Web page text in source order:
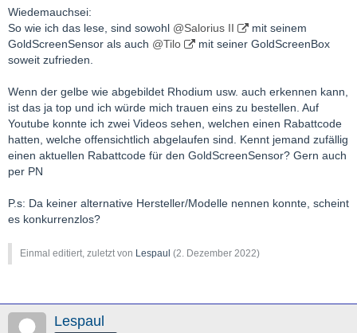
Wiedemauchsei:
So wie ich das lese, sind sowohl @Salorius II
mit seinem
GoldScreenSensor als auch @Tilo
mit seiner GoldScreenBox
soweit zufrieden.
Wenn der gelbe wie abgebildet Rhodium usw. auch erkennen kann,
ist das ja top und ich würde mich trauen eins zu bestellen. Auf
Youtube konnte ich zwei Videos sehen, welchen einen Rabattcode
hatten, welche offensichtlich abgelaufen sind. Kennt jemand zufällig
einen aktuellen Rabattcode für den GoldScreenSensor? Gern auch
per PN
P.s: Da keiner alternative Hersteller/Modelle nennen konnte, scheint
es konkurrenzlos?
Einmal editiert, zuletzt von Lespaul (2. Dezember 2022)
Lespaul